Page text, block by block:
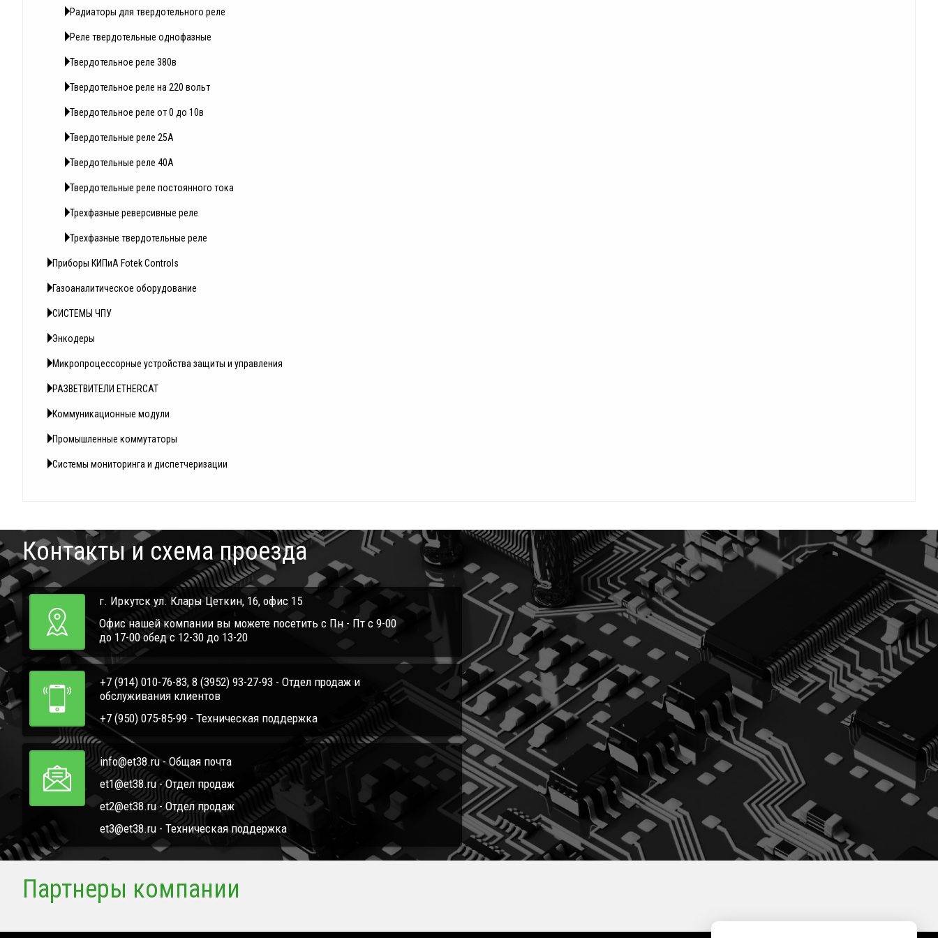
Радиаторы для твердотельного реле
Реле твердотельные однофазные
Твердотельное реле 380в
Твердотельное реле на 220 вольт
Твердотельное реле от 0 до 10в
Твердотельные реле 25А
Твердотельные реле 40А
Твердотельные реле постоянного тока
Трехфазные реверсивные реле
Трехфазные твердотельные реле
Приборы КИПиА Fotek Controls
Газоаналитическое оборудование
СИСТЕМЫ ЧПУ
Энкодеры
Микропроцессорные устройства защиты и управления
РАЗВЕТВИТЕЛИ ETHERCAT
Коммуникационные модули
Промышленные коммутаторы
Системы мониторинга и диспетчеризации
Контакты и схема проезда
г. Иркутск ул. Клары Цеткин, 16, офис 15
Офис нашей компании вы можете посетить с Пн - Пт с 9-00
до 17-00 обед с 12-30 до 13-20
+7 (914) 010-76-83, 8 (3952) 93-27-93 - Отдел продаж и
обслуживания клиентов
+7 (950) 075-85-99 - Техническая поддержка
info@et38.ru - Общая почта
et1@et38.ru - Отдел продаж
et2@et38.ru - Отдел продаж
et3@et38.ru - Техническая поддержка
Партнеры компании